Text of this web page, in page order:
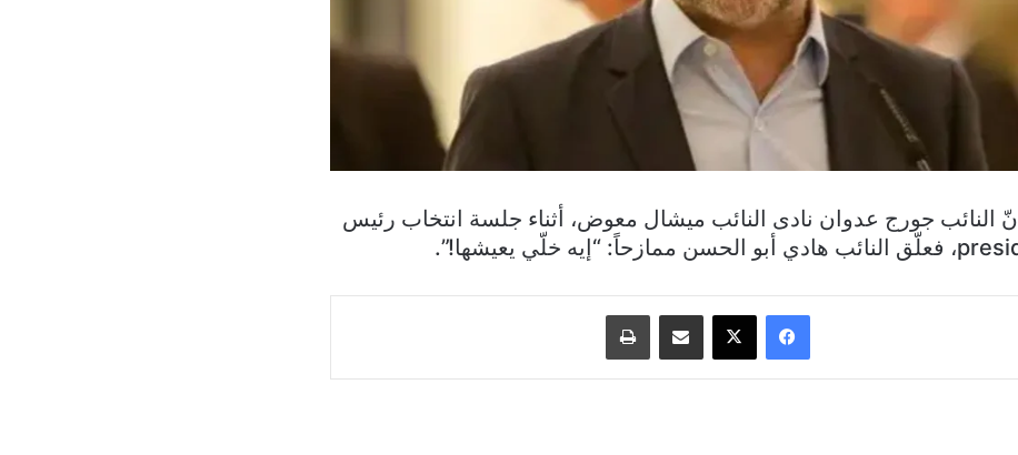
علم موقع mtv أنّ النائب جورج عدوان نادى النائب ميشال معوض، أثناء جلسة انتخاب رئيس
فيسبوك ‫X مشاركة عبر البريد طباعة